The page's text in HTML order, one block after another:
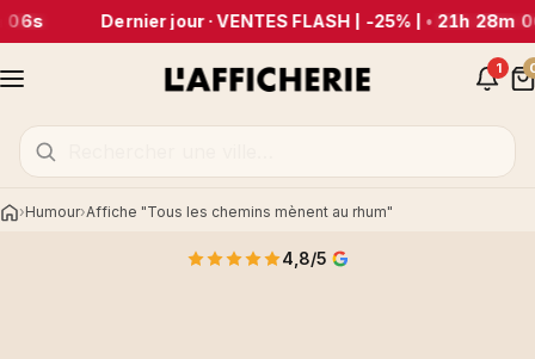
06s Dernier jour · VENTES FLASH | -25% | •21h 28m
1
AccueilHumour Affiche "Tous les chemins mènent au rhum"
4,8/5